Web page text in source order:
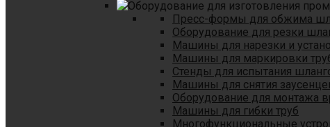
Пресс-формы для обжима
Оборудование для резки
Машины для нарезки и
Машины для маркировки
Стенды для испытания
Машины для снятия
Оборудование для монтажа
Машины для гибки труб
Многофункциональные